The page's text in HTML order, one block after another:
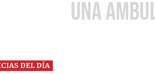
DEL DÍA